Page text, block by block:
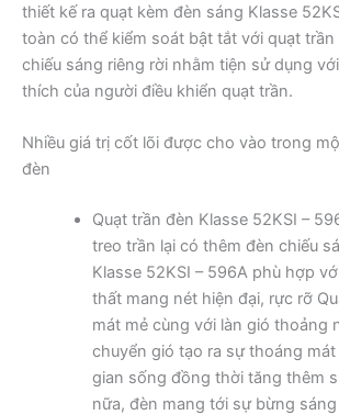
thiết kế ra quạt kèm đèn sáng Klasse
toàn có thể kiểm soát bật tắt với quạt trần
chiếu sáng riêng rời nhằm tiện sử dụng
thích của người điều khiển quạt trần.
Nhiều giá trị cốt lõi được cho vào trong
đèn
Quạt trần đèn Klasse 52KSI –
treo trần lại có thêm đèn chiếu
Klasse 52KSI – 596A phù hợp
thất mang nét hiện đại, rực rỡ
mát mẻ cùng với làn gió thoảng
chuyển gió tạo ra sự thoáng
gian sống đồng thời tăng thêm
nữa, đèn mang tới sự bừng